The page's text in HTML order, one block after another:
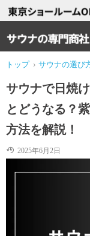
トップ › サウナの選び
サウナで日焼
とどうなる？
方法を解説！
2025年6月2日